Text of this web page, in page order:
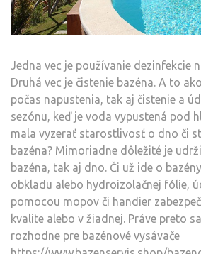
Jedna vec je používanie dezinfekcie
Druhá vec je čistenie bazéna. A to
počas napustenia, tak aj čistenie a
sezónu, keď je voda vypustená pod
mala vyzerať starostlivosť o dno či
bazéna? Mimoriadne dôležité je
bazéna, tak aj dno. Či už ide o
obkladu alebo hydroizolačnej fólie,
pomocou mopov či handier
kvalite alebo v žiadnej. Práve preto
rozhodne pre bazénové vysávače